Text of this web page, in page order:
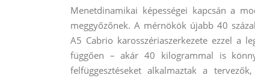
Menetdinamikai képességei kapcsán a
meggyőzőnek. A mérnökök újabb 40
A5 Cabrio karosszériaszerkezete ezzel a
függően – akár 40 kilogrammal is
felfüggesztéseket alkalmaztak a